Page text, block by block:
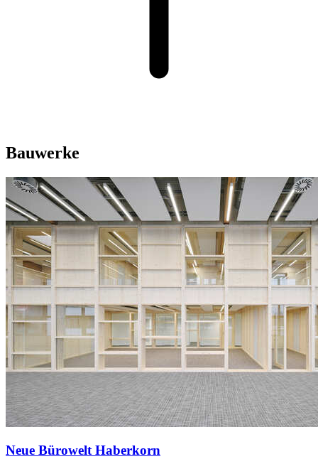
Bauwerke
Neue Bürowelt Haberkorn